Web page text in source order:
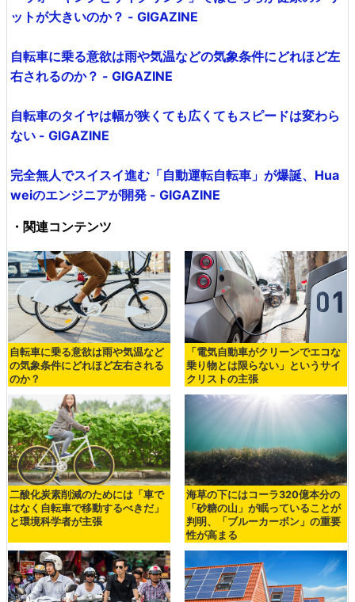
ットが大きいのか？ - GIGAZINE
自転車に乗る意欲は雨や気温などの気象条件にどれほど左
右されるのか？ - GIGAZINE
自転車のタイヤは幅が狭くても広くてもスピードは変わら
ない - GIGAZINE
完全無人でスイスイ進む「自動運転自転車」が爆誕、Hua
weiのエンジニアが開発 - GIGAZINE
・関連コンテンツ
自転車に乗る意欲は雨や気温など
の気象条件にどれほど左右される
のか？
「電気自動車がクリーンでエコな
乗り物とは限らない」というサイ
クリストの主張
二酸化炭素削減のためには「車で
はなく自転車で移動するべきだ」
と環境科学者が主張
海草の下にはコーラ320億本分の
「砂糖の山」が眠っていることが
判明、「ブルーカーボン」の重要
性が高まる